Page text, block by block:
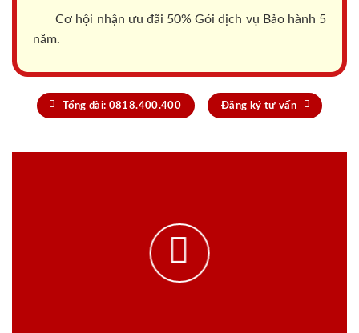
Cơ hội nhận ưu đãi 50% Gói dịch vụ Bảo hành 5
năm.
Tổng đài: 0818.400.400 Đăng ký tư vấn